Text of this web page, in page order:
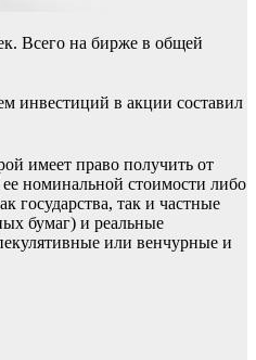
Всего на бирже в общей
инвестиций в акции составил
имеет право получить от
номинальной стоимости либо
государства, так и частные
бумаг) и реальные
или венчурные и